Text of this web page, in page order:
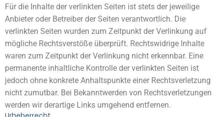
Für die Inhalte der verlinkten Seiten ist stets der jeweilige
Anbieter oder Betreiber der Seiten verantwortlich. Die
verlinkten Seiten wurden zum Zeitpunkt der Verlinkung auf
mögliche Rechtsverstöße überprüft. Rechtswidrige Inhalte
waren zum Zeitpunkt der Verlinkung nicht erkennbar. Eine
permanente inhaltliche Kontrolle der verlinkten Seiten ist
jedoch ohne konkrete Anhaltspunkte einer Rechtsverletzung
nicht zumutbar. Bei Bekanntwerden von Rechtsverletzungen
werden wir derartige Links umgehend entfernen.